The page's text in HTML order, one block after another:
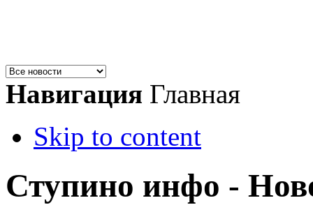
Навигация Главная
Skip to content
Ступино инфо -